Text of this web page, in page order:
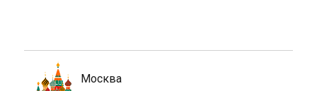
Москва